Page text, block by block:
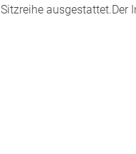
Sitzreihe ausgestattet.Der